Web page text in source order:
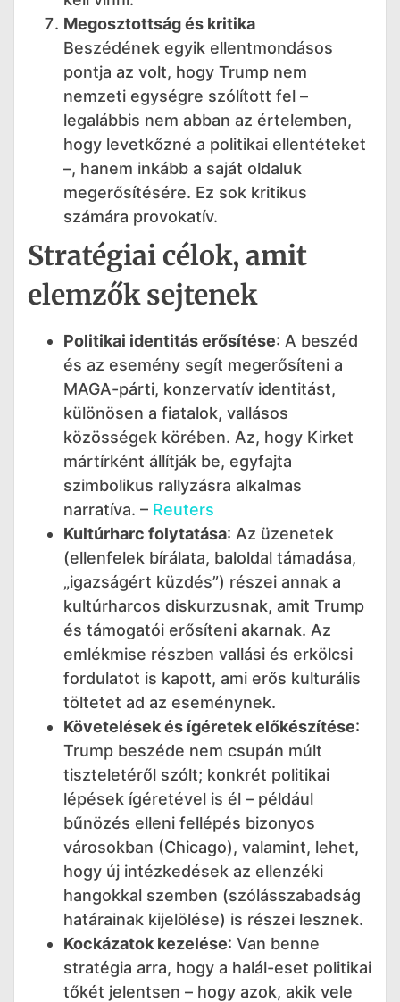
Megosztottság és kritika
Beszédének egyik ellentmondásos
pontja az volt, hogy Trump nem
nemzeti egységre szólított fel –
legalábbis nem abban az értelemben,
hogy levetkőzné a politikai ellentéteket
–, hanem inkább a saját oldaluk
megerősítésére. Ez sok kritikus
számára provokatív.
Stratégiai célok, amit
elemzők sejtenek
Politikai identitás erősítése: A beszéd
és az esemény segít megerősíteni a
MAGA-párti, konzervatív identitást,
különösen a fiatalok, vallásos
közösségek körében. Az, hogy Kirket
mártírként állítják be, egyfajta
szimbolikus rallyzásra alkalmas
narratíva. – Reuters
Kultúrharc folytatása: Az üzenetek
(ellenfelek bírálata, baloldal támadása,
„igazságért küzdés”) részei annak a
kultúrharcos diskurzusnak, amit Trump
és támogatói erősíteni akarnak. Az
emlékmise részben vallási és erkölcsi
fordulatot is kapott, ami erős kulturális
töltetet ad az eseménynek.
Követelések és ígéretek előkészítése:
Trump beszéde nem csupán múlt
tiszteletéről szólt; konkrét politikai
lépések ígéretével is él – például
bűnözés elleni fellépés bizonyos
városokban (Chicago), valamint, lehet,
hogy új intézkedések az ellenzéki
hangokkal szemben (szólásszabadság
határainak kijelölése) is részei lesznek.
Kockázatok kezelése: Van benne
stratégia arra, hogy a halál-eset politikai
tőkét jelentsen – hogy azok, akik vele